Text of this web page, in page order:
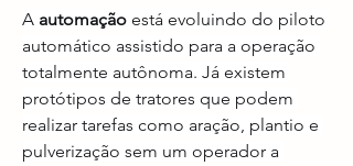
A automação está evoluindo do piloto
automático assistido para a operação
totalmente autônoma. Já existem
protótipos de tratores que podem
realizar tarefas como aração, plantio e
pulverização sem um operador a